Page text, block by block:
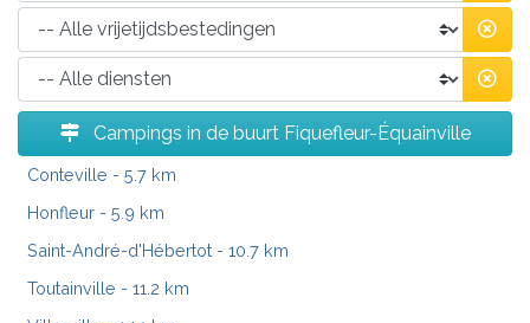
Campings in de buurt Fiquefleur-Équainville
Conteville - 5.7 km
Honfleur - 5.9 km
Saint-André-d'Hébertot - 10.7 km
Toutainville - 11.2 km